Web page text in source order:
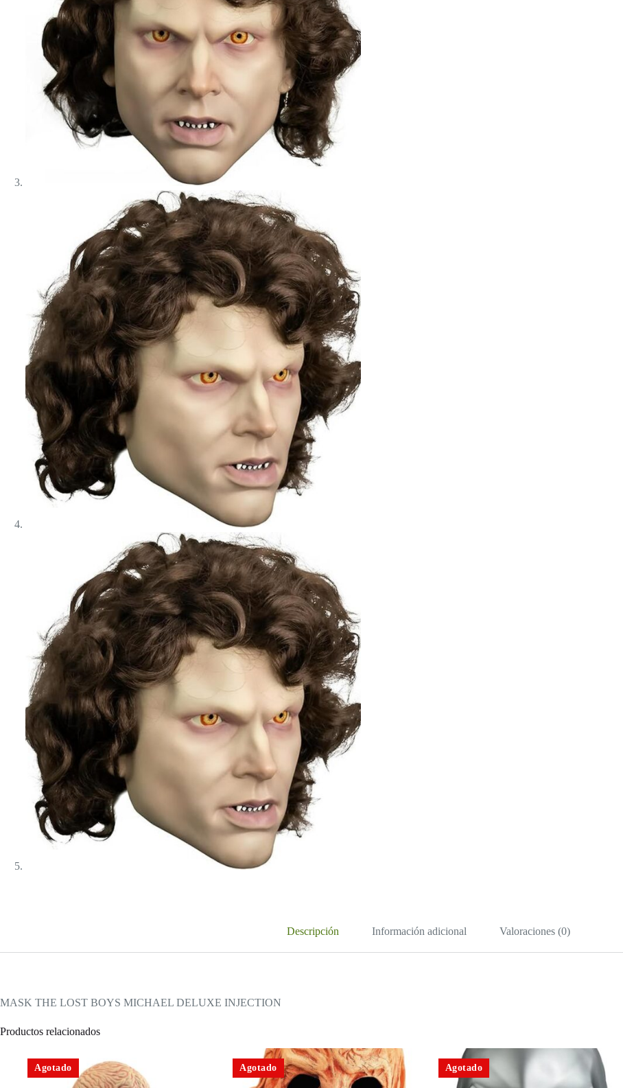
Descripción Información adicional Valoraciones (0)
MASK THE LOST BOYS MICHAEL DELUXE INJECTION
Productos relacionados
Agotado Agotado Agotado